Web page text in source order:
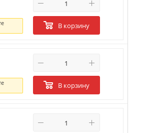
В корзину
В корзину